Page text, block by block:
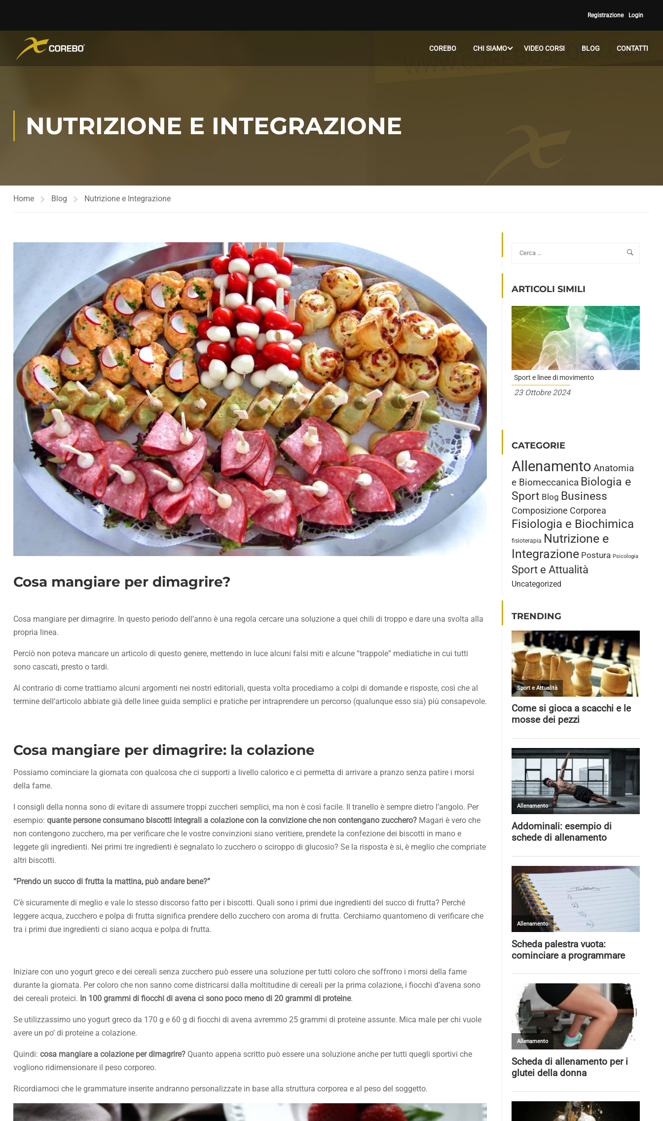
Registrazione Login
COREBO CHI SIAMO VIDEO CORSI BLOG CONTATTI
NUTRIZIONE E INTEGRAZIONE
Home Blog Nutrizione e Integrazione
Cosa mangiare per dimagrire?
Cosa mangiare per dimagrire. In questo periodo dell’anno è una regola cercare una soluzione a quei chili di troppo e dare una svolta alla
propria linea.
Perciò non poteva mancare un articolo di questo genere, mettendo in luce alcuni falsi miti e alcune “trappole” mediatiche in cui tutti
sono cascati, presto o tardi.
Al contrario di come trattiamo alcuni argomenti nei nostri editoriali, questa volta procediamo a colpi di domande e risposte, così che al
termine dell’articolo abbiate già delle linee guida semplici e pratiche per intraprendere un percorso (qualunque esso sia) più consapevole.
Cosa mangiare per dimagrire: la colazione
Possiamo cominciare la giornata con qualcosa che ci supporti a livello calorico e ci permetta di arrivare a pranzo senza patire i morsi
della fame.
I consigli della nonna sono di evitare di assumere troppi zuccheri semplici, ma non è così facile. Il tranello è sempre dietro l’angolo. Per
esempio: quante persone consumano biscotti integrali a colazione con la convizione che non contengano zucchero? Magari è vero che
non contengono zucchero, ma per verificare che le vostre convinzioni siano veritiere, prendete la confezione dei biscotti in mano e
leggete gli ingredienti. Nei primi tre ingredienti è segnalato lo zucchero o sciroppo di glucosio? Se la risposta è si, è meglio che compriate
altri biscotti.
“Prendo un succo di frutta la mattina, può andare bene?”
C’è sicuramente di meglio e vale lo stesso discorso fatto per i biscotti. Quali sono i primi due ingredienti del succo di frutta? Perché
leggere acqua, zucchero e polpa di frutta significa prendere dello zucchero con aroma di frutta. Cerchiamo quantomeno di verificare che
tra i primi due ingredienti ci siano acqua e polpa di frutta.
Iniziare con uno yogurt greco e dei cereali senza zucchero può essere una soluzione per tutti coloro che soffrono i morsi della fame
durante la giornata. Per coloro che non sanno come districarsi dalla moltitudine di cereali per la prima colazione, i fiocchi d’avena sono
dei cereali proteici. In 100 grammi di fiocchi di avena ci sono poco meno di 20 grammi di proteine.
Se utilizzassimo uno yogurt greco da 170 g e 60 g di fiocchi di avena avremmo 25 grammi di proteine assunte. Mica male per chi vuole
avere un po’ di proteine a colazione.
Quindi: cosa mangiare a colazione per dimagrire? Quanto appena scritto può essere una soluzione anche per tutti quegli sportivi che
vogliono ridimensionare il peso corporeo.
Ricordiamoci che le grammature inserite andranno personalizzate in base alla struttura corporea e al peso del soggetto.
ARTICOLI SIMILI
Sport e linee di movimento
23 Ottobre 2024
CATEGORIE
Allenamento Anatomia
e Biomeccanica Biologia e
Sport Blog Business
Composizione Corporea
Fisiologia e Biochimica
fisioterapia Nutrizione e
Integrazione Postura Psicologia
Sport e Attualità
Uncategorized
TRENDING